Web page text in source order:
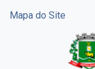
Mapa do Site